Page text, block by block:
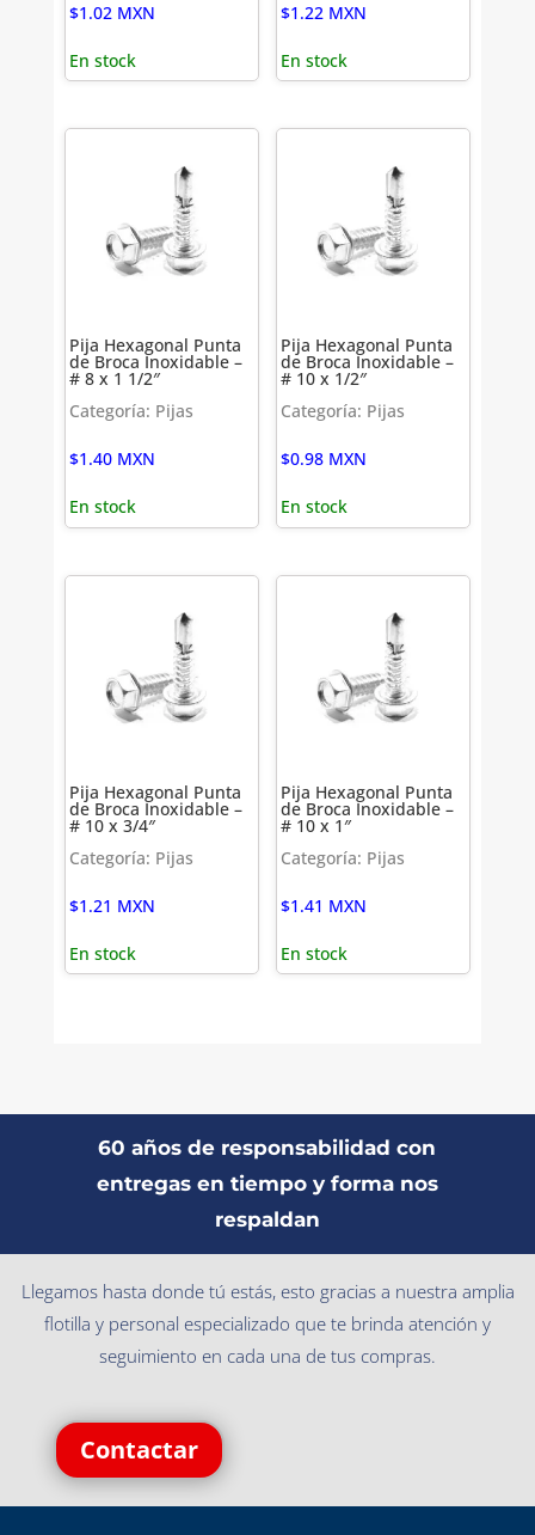
$1.02 MXN
En stock
$1.22 MXN
En stock
Pija Hexagonal Punta
de Broca Inoxidable –
# 8 x 1 1/2″
Categoría: Pijas
$1.40 MXN
En stock
Pija Hexagonal Punta
de Broca Inoxidable –
# 10 x 1/2″
Categoría: Pijas
$0.98 MXN
En stock
Pija Hexagonal Punta
de Broca Inoxidable –
# 10 x 3/4″
Categoría: Pijas
$1.21 MXN
En stock
Pija Hexagonal Punta
de Broca Inoxidable –
# 10 x 1″
Categoría: Pijas
$1.41 MXN
En stock
60 años de responsabilidad con
entregas en tiempo y forma nos
respaldan
Llegamos hasta donde tú estás, esto gracias a nuestra amplia
flotilla y personal especializado que te brinda atención y
seguimiento en cada una de tus compras.
Contactar